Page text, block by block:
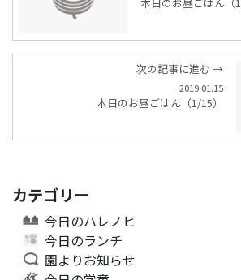
次の記事に進む →
2019.01.15
本日のお昼ごはん（1/15）
カテゴリー
今日のハレノヒ
今日のランチ
園よりお知らせ